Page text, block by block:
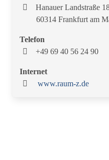
Hanauer Landstraße
60314 Frankfurt am
Telefon
+49 69 40 56 24 90
Internet
www.raum-z.de